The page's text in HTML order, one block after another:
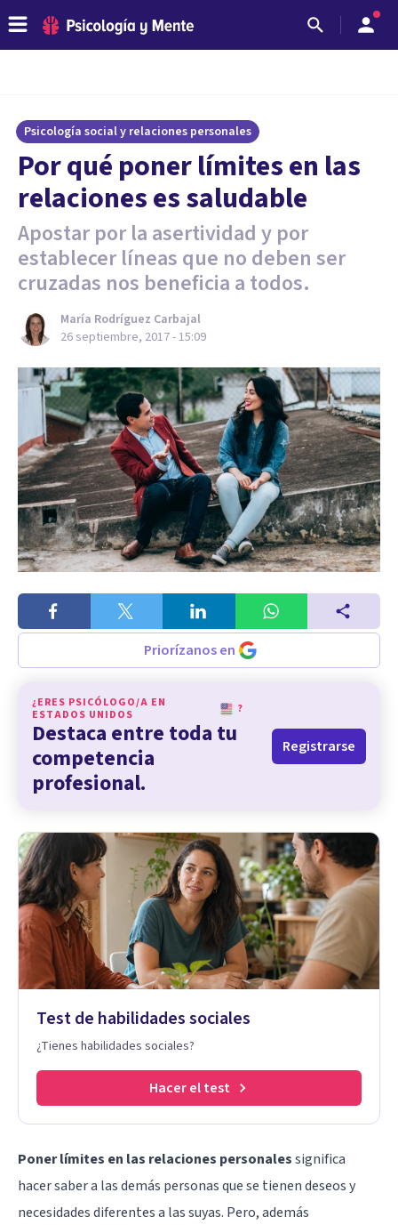
Psicología social y relaciones personales
Por qué poner límites en las
relaciones es saludable
Apostar por la asertividad y por
establecer líneas que no deben ser
cruzadas nos beneficia a todos.
María Rodríguez Carbajal
26 septiembre, 2017 - 15:09
Priorízanos en
¿ERES PSICÓLOGO/A EN
ESTADOS UNIDOS
?
Destaca entre toda tu
competencia
profesional.
Registrarse
Test de habilidades sociales
¿Tienes habilidades sociales?
Hacer el test
Poner límites en las relaciones personalessignifica
hacer saber a las demás personas que se tienen deseos y
necesidades diferentes a las suyas. Pero, además